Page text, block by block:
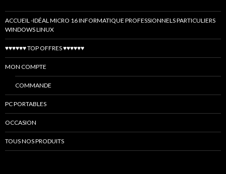
ACCUEIL -IDÉAL MICRO 16 INFORMATIQUE PROFESSIONNELS PARTICULIERS
WINDOWS LINUX
♥♥♥♥♥♥ TOP OFFRES ♥♥♥♥♥♥
MON COMPTE
COMMANDE
PC PORTABLES
OCCASION
TOUS NOS PRODUITS